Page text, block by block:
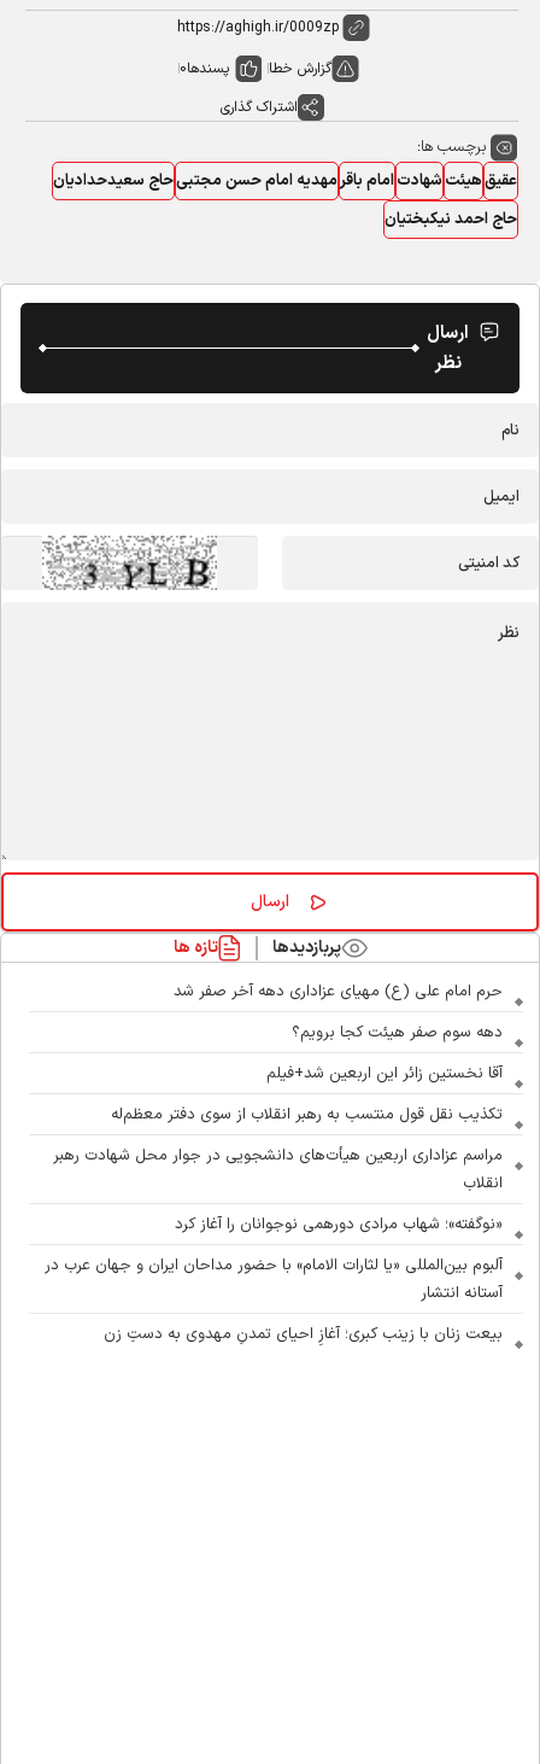
گزارش خطا پسندها0
اشتراک گذاری
برچسب ها:
عقیقهیئتشهادتامام باقرمهدیه امام حسن مجتبیحاج سعیدحدادیان
حاج احمد نیکبختیان
ارسال
نظر
پربازدیدها تازه ها
حرم امام علی (ع) مهیای عزاداری دهه آخر صفر شد
دهه سوم صفر هیئت کجا برویم؟
آقا نخستین زائر این اربعین شد+فیلم
تکذیب نقل قول منتسب به رهبر انقلاب از سوی دفتر معظم‌له
مراسم عزاداری اربعین هیأت‌های دانشجویی در جوار محل شهادت رهبر
انقلاب
«نوگفته»؛ شهاب مرادی دورهمی نوجوانان را آغاز کرد
آلبوم بین‌المللی «یا لثارات الامام» با حضور مداحان ایران و جهان عرب در
آستانه انتشار
بیعت زنان با زینب کبری؛ آغازِ احیای تمدنِ مهدوی به دستِ زن